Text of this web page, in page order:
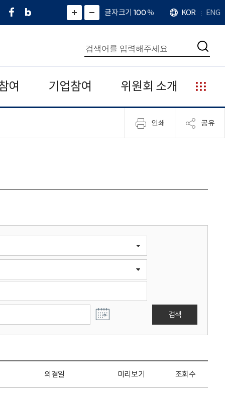
페
네
그
)
화
면
면
소
확
대
치
글자크기 100%
언
어
KOR ENG
통
합
검
색
검
여 기업참여 위원회 소개
누
리
집
안
인쇄 공유
검색
의결일 미리보기 조회수